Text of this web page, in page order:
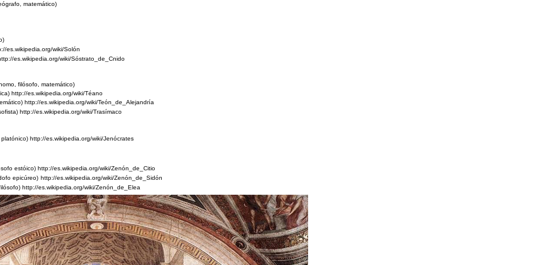
matemático)
es.wikipedia.org/wiki/Solón
es.wikipedia.org/wiki/Sóstrato_de_Cnido
filósofo, matemático)
http://es.wikipedia.org/wiki/Téano
http://es.wikipedia.org/wiki/Teón_de_Alejandría
http://es.wikipedia.org/wiki/Trasímaco
http://es.wikipedia.org/wiki/Jenócrates
estóico) http://es.wikipedia.org/wiki/Zenón_de_Citio
epicúreo) http://es.wikipedia.org/wiki/Zenón_de_Sidón
http://es.wikipedia.org/wiki/Zenón_de_Elea